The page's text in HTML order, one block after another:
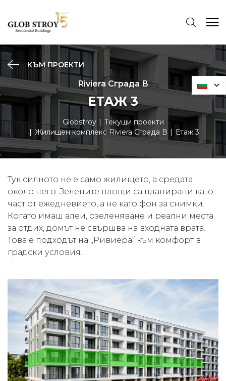
КЪМ ПРОЕКТИ
Riviera Сграда В
ЕТАЖ 3
Globstroy
Текущи проекти
Жилищен комплекс Riviera Сграда В
Етаж 3
Тук силното не е само жилището, а средата
около него. Зелените площи са планирани като
част от ежедневието, а не като фон за снимки.
Когато имаш алеи, озеленяване и реални места
за отдих, домът не свършва на входната врата.
Това е подходът на „Ривиера“ към комфорт в
градски условия.